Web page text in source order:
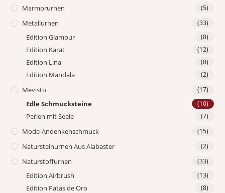
Marmorurnen (5)
Metallurnen (33)
Edition Glamour (8)
Edition Karat (12)
Edition Lina (8)
Edition Mandala (2)
Mevisto (17)
Edle Schmucksteine (10)
Perlen mit Seele (7)
Mode-Andenkenschmuck (15)
Natursteinurnen Aus Alabaster (2)
Naturstoffurnen (33)
Edition Airbrush (13)
Edition Patas de Oro (8)